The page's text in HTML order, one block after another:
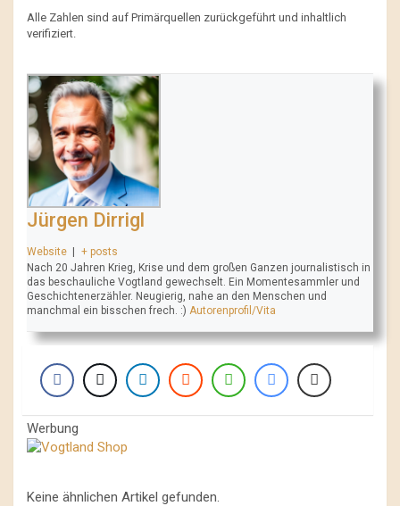
Alle Zahlen sind auf Primärquellen zurückgeführt und inhaltlich
verifiziert.
Jürgen Dirrigl
Website | + posts
Nach 20 Jahren Krieg, Krise und dem großen Ganzen journalistisch in
das beschauliche Vogtland gewechselt. Ein Momentesammler und
Geschichtenerzähler. Neugierig, nahe an den Menschen und
manchmal ein bisschen frech. :) Autorenprofil/Vita
Werbung
Keine ähnlichen Artikel gefunden.